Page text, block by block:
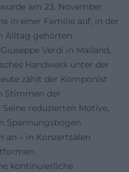
am 23. November
in einer Familie auf, in der
Alltag gehörten.
Verdi in Mailand,
Handwerk unter der
zählt der Komponist
Stimmen der
reduzierten Motive,
Spannungsbögen
an – in Konzertsälen
kontinuierliche